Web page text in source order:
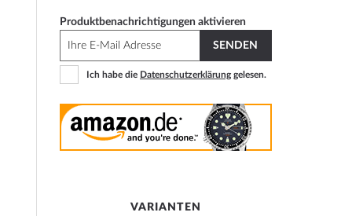
Produktbenachrichtigungen aktivieren
SENDEN
Ich habe die Datenschutzerklärung gelesen.
VARIANTEN